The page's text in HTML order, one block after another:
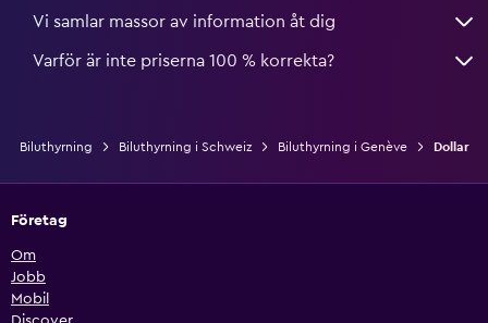
Vi samlar massor av information åt dig
Varför är inte priserna 100 % korrekta?
Biluthyrning Biluthyrning i Schweiz Biluthyrning i Genève Dollar
Företag
Om
Jobb
Mobil